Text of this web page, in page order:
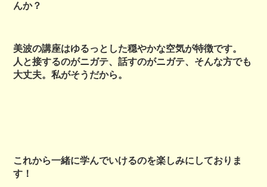
んか？
美波の講座はゆるっとした穏やかな空気が特徴です。
人と接するのがニガテ、話すのがニガテ、そんな方でも
大丈夫。私がそうだから。
これから一緒に学んでいけるのを楽しみにしておりま
す！